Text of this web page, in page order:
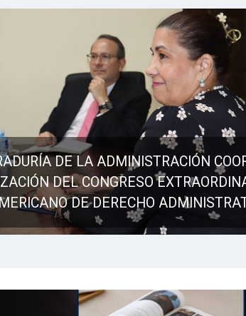
DE LA ADMINISTRACIÓN
DEL CONGRESO
DE DERECHO